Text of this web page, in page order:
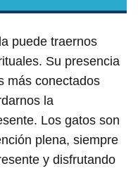
puede traernos
Su presencia
más conectados
la
Los gatos son
plena, siempre
y disfrutando